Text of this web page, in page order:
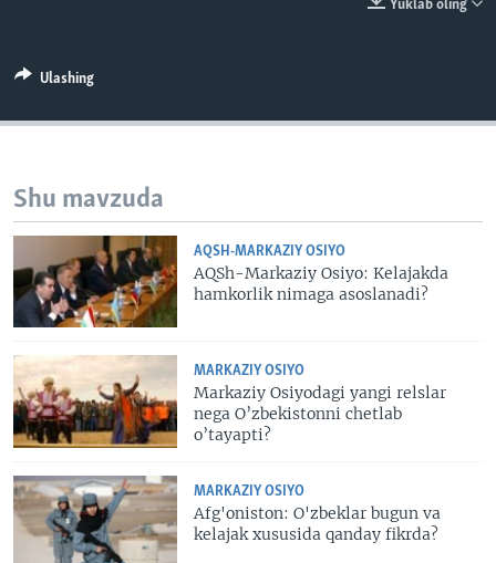
Yuklab oling
Ulashing
Shu mavzuda
AQSH-MARKAZIY OSIYO
AQSh-Markaziy Osiyo: Kelajakda
hamkorlik nimaga asoslanadi?
MARKAZIY OSIYO
Markaziy Osiyodagi yangi relslar
nega O’zbekistonni chetlab
o’tayapti?
MARKAZIY OSIYO
Afg'oniston: O'zbeklar bugun va
kelajak xususida qanday fikrda?